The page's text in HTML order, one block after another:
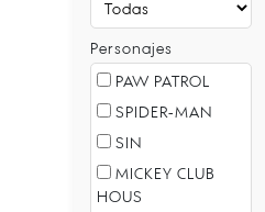
Personajes
PAW PATROL
SPIDER-MAN
SIN
MICKEY CLUB
HOUS